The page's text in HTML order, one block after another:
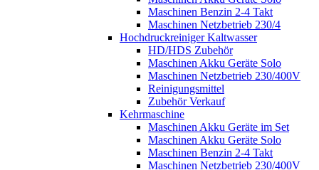
Maschinen Benzin 2-4 Takt
Maschinen Netzbetrieb 230/4
Hochdruckreiniger Kaltwasser
HD/HDS Zubehör
Maschinen Akku Geräte Solo
Maschinen Netzbetrieb 230/400V
Reinigungsmittel
Zubehör Verkauf
Kehrmaschine
Maschinen Akku Geräte im Set
Maschinen Akku Geräte Solo
Maschinen Benzin 2-4 Takt
Maschinen Netzbetrieb 230/400V